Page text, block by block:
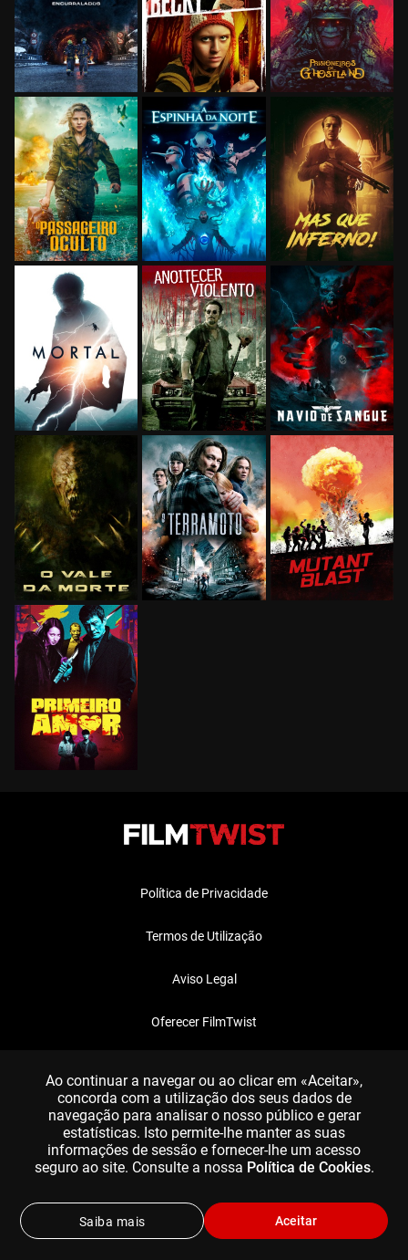
Política de Privacidade
Termos de Utilização
Aviso Legal
Oferecer FilmTwist
Ao continuar a navegar ou ao clicar em «Aceitar»,
concorda com a utilização dos seus dados de
navegação para analisar o nosso público e gerar
estatísticas. Isto permite-lhe manter as suas
informações de sessão e fornecer-lhe um acesso
seguro ao site. Consulte a nossa Política de Cookies.
Aceitar
Saiba mais